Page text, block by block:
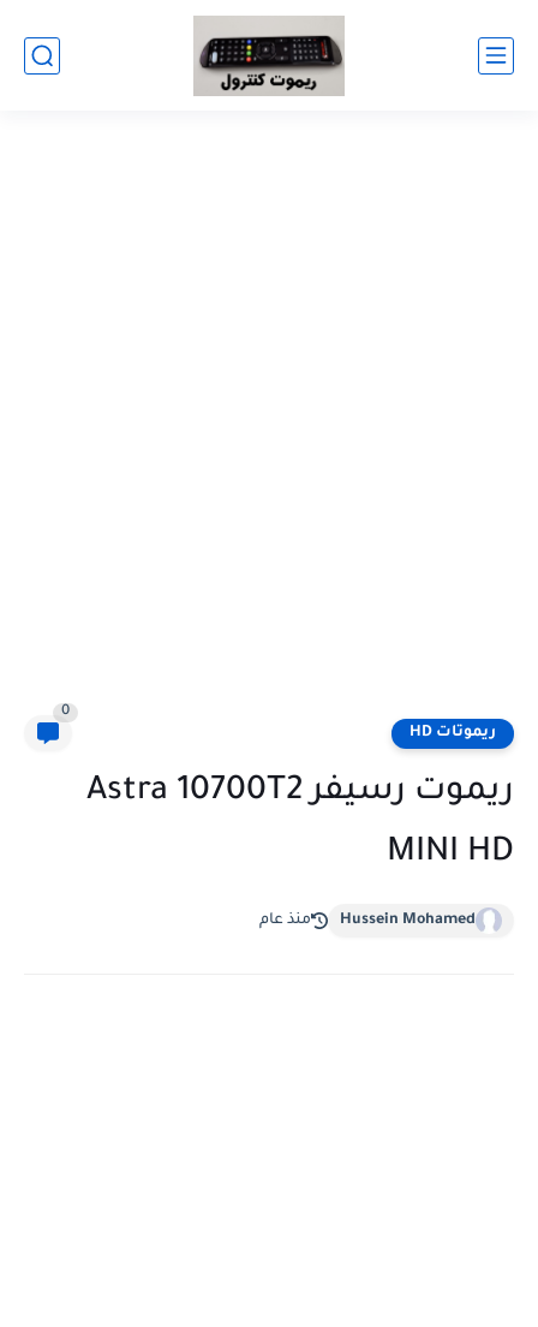
ريموتات HD
0
ريموت رسيفر Astra 10700T2
MINI HD
Hussein Mohamed منذ عام